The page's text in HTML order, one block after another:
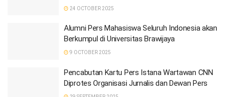
24 OCTOBER 2025
Alumni Pers Mahasiswa Seluruh Indonesia akan
Berkumpul di Universitas Brawijaya
9 OCTOBER 2025
Pencabutan Kartu Pers Istana Wartawan CNN
Diprotes Organisasi Jurnalis dan Dewan Pers